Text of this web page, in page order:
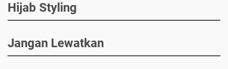
Hijab Styling
Jangan Lewatkan